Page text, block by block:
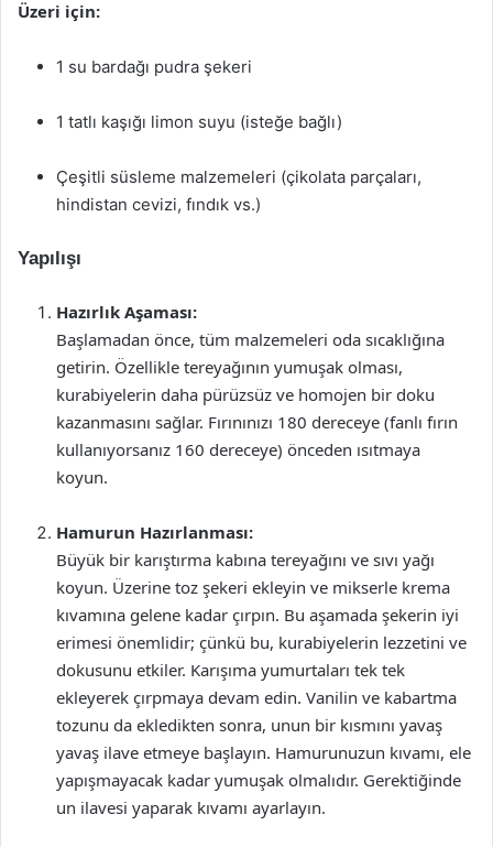
Üzeri için:
1 su bardağı pudra şekeri
1 tatlı kaşığı limon suyu (isteğe bağlı)
Çeşitli süsleme malzemeleri (çikolata parçaları,
hindistan cevizi, fındık vs.)
Yapılışı
Hazırlık Aşaması:
Başlamadan önce, tüm malzemeleri oda sıcaklığına
getirin. Özellikle tereyağının yumuşak olması,
kurabiyelerin daha pürüzsüz ve homojen bir doku
kazanmasını sağlar. Fırınınızı 180 dereceye (fanlı fırın
kullanıyorsanız 160 dereceye) önceden ısıtmaya
koyun.
Hamurun Hazırlanması:
Büyük bir karıştırma kabına tereyağını ve sıvı yağı
koyun. Üzerine toz şekeri ekleyin ve mikserle krema
kıvamına gelene kadar çırpın. Bu aşamada şekerin iyi
erimesi önemlidir; çünkü bu, kurabiyelerin lezzetini ve
dokusunu etkiler. Karışıma yumurtaları tek tek
ekleyerek çırpmaya devam edin. Vanilin ve kabartma
tozunu da ekledikten sonra, unun bir kısmını yavaş
yavaş ilave etmeye başlayın. Hamurunuzun kıvamı, ele
yapışmayacak kadar yumuşak olmalıdır. Gerektiğinde
un ilavesi yaparak kıvamı ayarlayın.